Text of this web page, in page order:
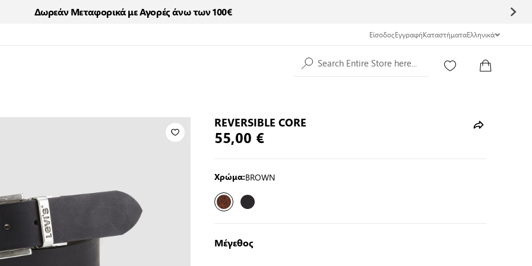
Δωρεάν Μεταφορικά με Αγορές άνω των 100€
ΕίσοδοςΕγγραφήΚαταστήματαΕλληνικά
Search Entire Store here...
REVERSIBLE CORE
55,00 €
Χρώμα:BROWN
Μέγεθος